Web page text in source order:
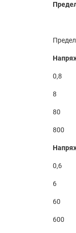
0,8
8
80
800
0,6
6
60
600